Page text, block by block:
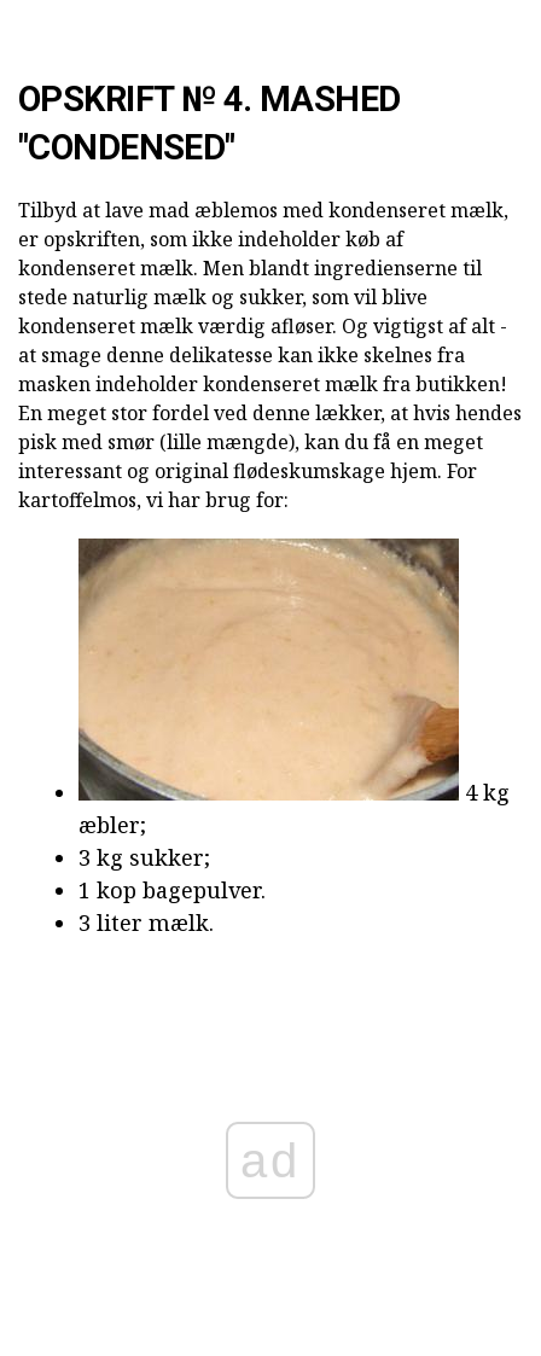
OPSKRIFT № 4. MASHED
"CONDENSED"
Tilbyd at lave mad æblemos med kondenseret mælk,
er opskriften, som ikke indeholder køb af
kondenseret mælk. Men blandt ingredienserne til
stede naturlig mælk og sukker, som vil blive
kondenseret mælk værdig afløser. Og vigtigst af alt -
at smage denne delikatesse kan ikke skelnes fra
masken indeholder kondenseret mælk fra butikken!
En meget stor fordel ved denne lækker, at hvis hendes
pisk med smør (lille mængde), kan du få en meget
interessant og original flødeskumskage hjem. For
kartoffelmos, vi har brug for:
4 kg
æbler;
3 kg sukker;
1 kop bagepulver.
3 liter mælk.
ad